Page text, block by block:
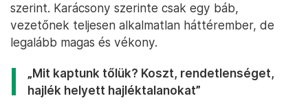
szerint. Karácsony szerinte csak egy báb,
vezetőnek teljesen alkalmatlan háttérember, de
legalább magas és vékony.
„Mit kaptunk tőlük? Koszt, rendetlenséget,
hajlék helyett hajléktalanokat”